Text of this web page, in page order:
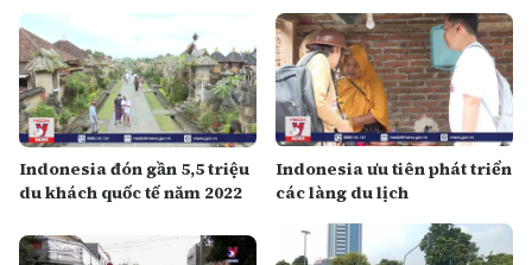
Indonesia đón gần 5,5 triệu
du khách quốc tế năm 2022
Indonesia ưu tiên phát triển
các làng du lịch